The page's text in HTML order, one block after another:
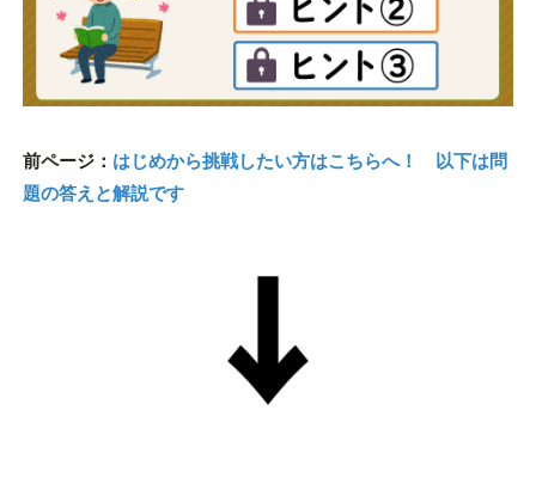
前ページ： はじめから挑戦したい方はこちらへ！ 以下は問
題の答えと解説です